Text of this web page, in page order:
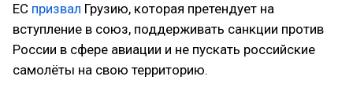
ЕС призвал Грузию, которая претендует на
вступление в союз, поддерживать санкции против
России в сфере авиации и не пускать российские
самолёты на свою территорию.